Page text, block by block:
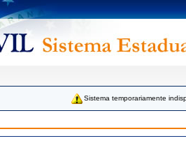
Sistema temporariamente